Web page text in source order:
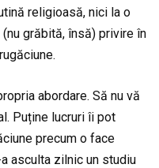
religioasă, nici la o
grăbită, însă) privire în
abordare. Să nu vă
Puține lucruri îi pot
precum o face
asculta zilnic un studiu